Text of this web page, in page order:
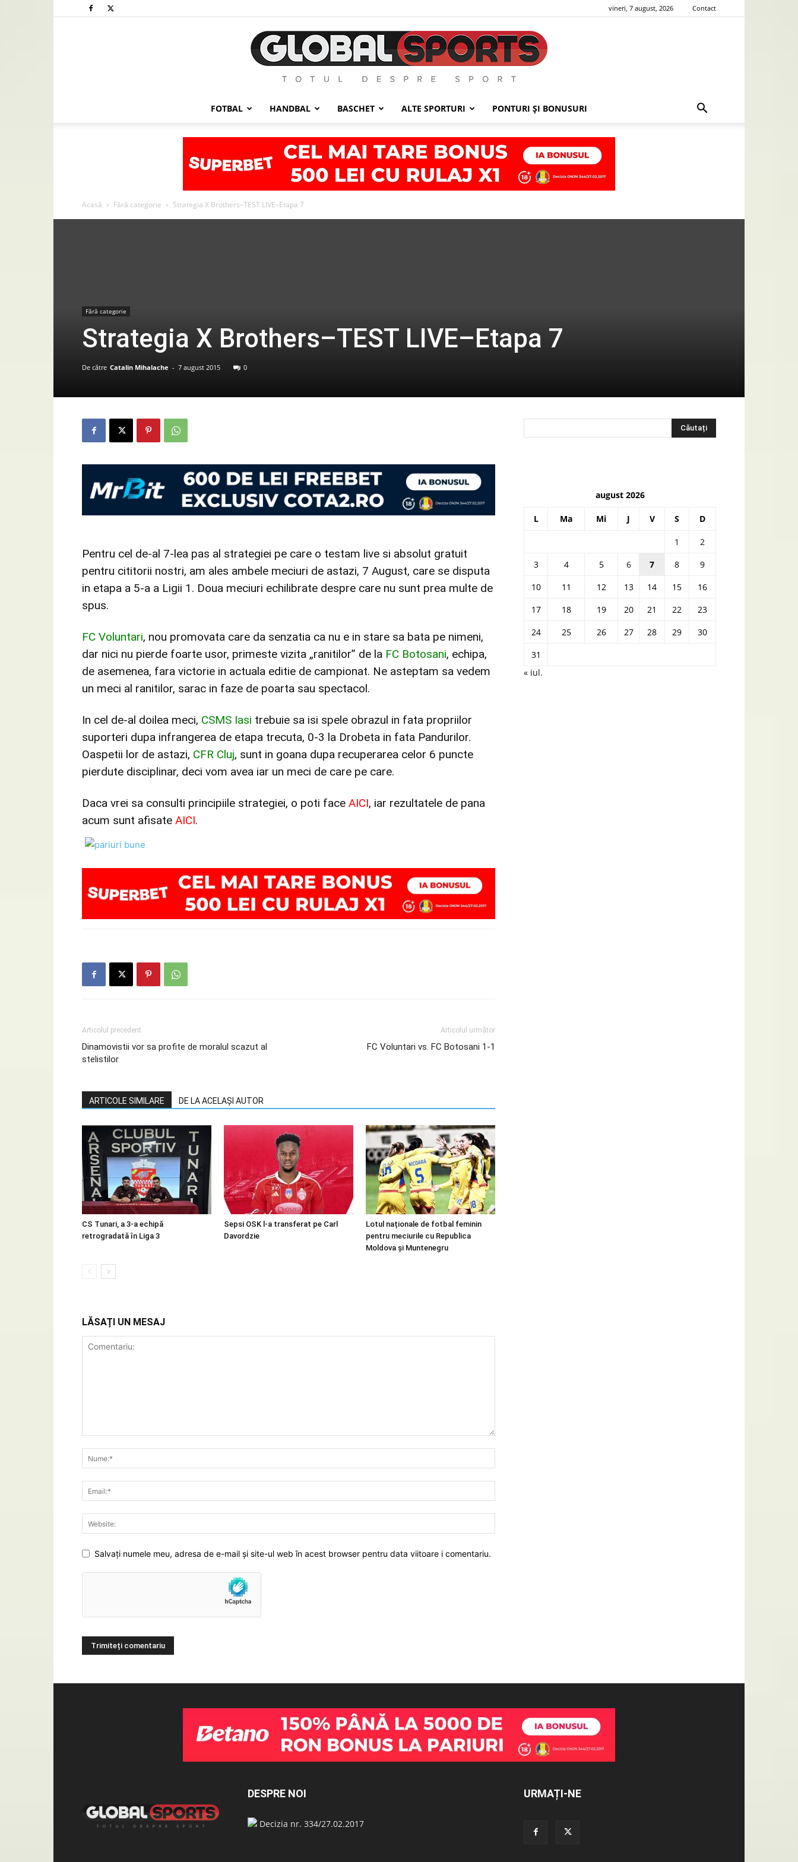
vineri, 7 august, 2026 Contact
FOTBAL HANDBAL BASCHET ALTE SPORTURI PONTURI ȘI BONUSURI
Acasă Fără categorie Strategia X Brothers–TEST LIVE–Etapa 7
Fără categorie
Strategia X Brothers–TEST LIVE–Etapa 7
De către Catalin Mihalache - 7 august 2015 0
Pentru cel de-al 7-lea pas al strategiei pe care o testam live si absolut gratuit
pentru cititorii nostri, am ales ambele meciuri de astazi, 7 August, care se disputa
in etapa a 5-a a Ligii 1. Doua meciuri echilibrate despre care nu sunt prea multe de
spus.
FC Voluntari, nou promovata care da senzatia ca nu e in stare sa bata pe nimeni,
dar nici nu pierde foarte usor, primeste vizita „ranitilor” de la FC Botosani, echipa,
de asemenea, fara victorie in actuala editie de campionat. Ne asteptam sa vedem
un meci al ranitilor, sarac in faze de poarta sau spectacol.
In cel de-al doilea meci, CSMS Iasi trebuie sa isi spele obrazul in fata propriilor
suporteri dupa infrangerea de etapa trecuta, 0-3 la Drobeta in fata Pandurilor.
Oaspetii lor de astazi, CFR Cluj, sunt in goana dupa recuperarea celor 6 puncte
pierdute disciplinar, deci vom avea iar un meci de care pe care.
Daca vrei sa consulti principiile strategiei, o poti face AICI, iar rezultatele de pana
acum sunt afisate AICI.
Articolul precedent
Dinamovistii vor sa profite de moralul scazut al
stelistilor
Articolul următor
FC Voluntari vs. FC Botosani 1-1
ARTICOLE SIMILARE DE LA ACELAȘI AUTOR
CS Tunari, a 3-a echipă
retrogradată în Liga 3
Sepsi OSK l-a transferat pe Carl
Davordzie
Lotul naționale de fotbal feminin
pentru meciurile cu Republica
Moldova și Muntenegru
LĂSAȚI UN MESAJ
Salvați numele meu, adresa de e-mail și site-ul web în acest browser pentru data viitoare i comentariu.
august 2026
L Ma Mi J V S D
1
2
3
4 5 6 7 8
9
10
11 12 13 14 15
16
17
18 19 20 21 22
23
24
25 26 27 28 29
30
31
« iul.
DESPRE NOI
Decizia nr. 334/27.02.2017
URMAȚI-NE